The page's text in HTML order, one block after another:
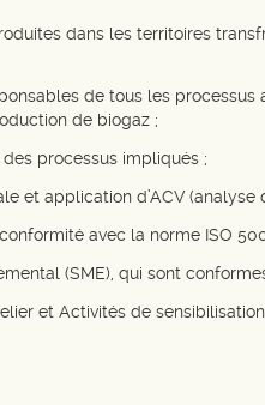
dans les territoires
de tous les
de biogaz ;
processus impliqués ;
et application d’ACV (analyse
avec la norme ISO
(SME), qui sont
et Activités de